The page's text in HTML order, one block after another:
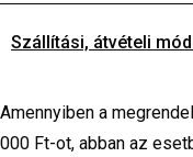
Szállítási, átvételi
Amennyiben a
000 Ft-ot, abban az